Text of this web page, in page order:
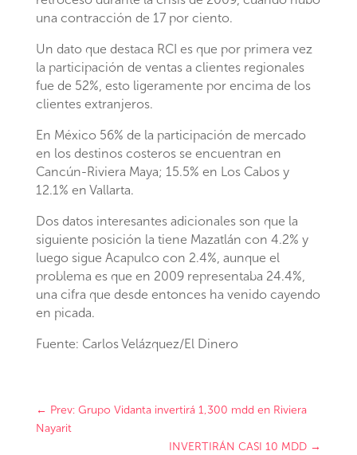
una contracción de 17 por ciento.
Un dato que destaca RCI es que por primera vez
la participación de ventas a clientes regionales
fue de 52%, esto ligeramente por encima de los
clientes extranjeros.
En México 56% de la participación de mercado
en los destinos costeros se encuentran en
Cancún-Riviera Maya; 15.5% en Los Cabos y
12.1% en Vallarta.
Dos datos interesantes adicionales son que la
siguiente posición la tiene Mazatlán con 4.2% y
luego sigue Acapulco con 2.4%, aunque el
problema es que en 2009 representaba 24.4%,
una cifra que desde entonces ha venido cayendo
en picada.
Fuente: Carlos Velázquez/El Dinero
← Prev: Grupo Vidanta invertirá 1,300 mdd en Riviera
Nayarit
INVERTIRÁN CASI 10 MDD →